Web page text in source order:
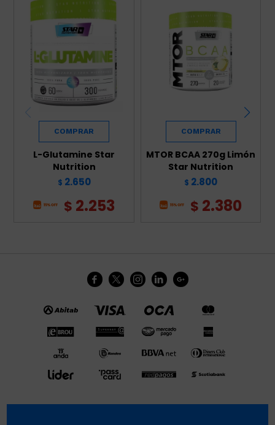
L-Glutamine Star
Nutrition
$ 2.650
$ 2.253
MTOR BCAA 270g Limón
Star Nutrition
$ 2.800
$ 2.380
    